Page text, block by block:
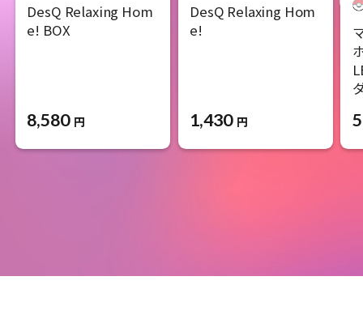
DesQ Relaxing Hom
e! BOX
8,580 円
DesQ Relaxing Hom
e!
1,430 円